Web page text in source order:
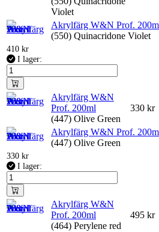
Violet
Akrylfärg W&N Prof.
(550) Quinacridone Violet
410 kr
I lager:
Akrylfärg W&N
Prof. 200ml
(447) Olive Green
330 kr
Akrylfärg W&N Prof.
(447) Olive Green
330 kr
I lager:
Akrylfärg W&N
Prof. 200ml
(464) Perylene red
495 kr